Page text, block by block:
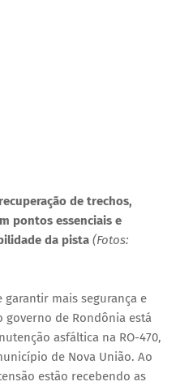
de trechos,
pontos essenciais e
da pista (Fotos:
garantir mais segurança e
governo de Rondônia está
asfáltica na RO-470,
de Nova União. Ao
estão recebendo as